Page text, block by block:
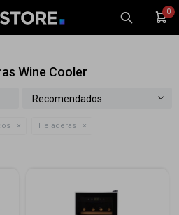
0
Wine Cooler
Recomendados
Heladeras